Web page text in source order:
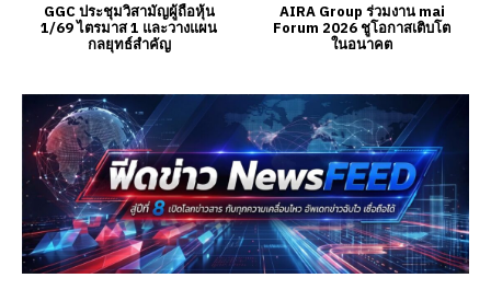
GGC ประชุมวิสามัญผู้ถือหุ้น
1/69 ไตรมาส 1 และวางแผน
กลยุทธ์สำคัญ
AIRA Group ร่วมงาน mai
Forum 2026 ชูโอกาสเติบโต
ในอนาคต